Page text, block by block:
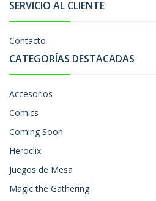
SERVICIO AL CLIENTE
Contacto
CATEGORÍAS DESTACADAS
Accesorios
Comics
Coming Soon
Heroclix
Juegos de Mesa
Magic the Gathering